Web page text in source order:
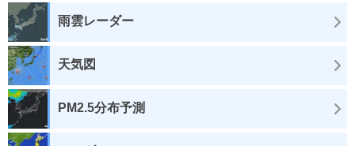
雨雲レーダー
天気図
PM2.5分布予測